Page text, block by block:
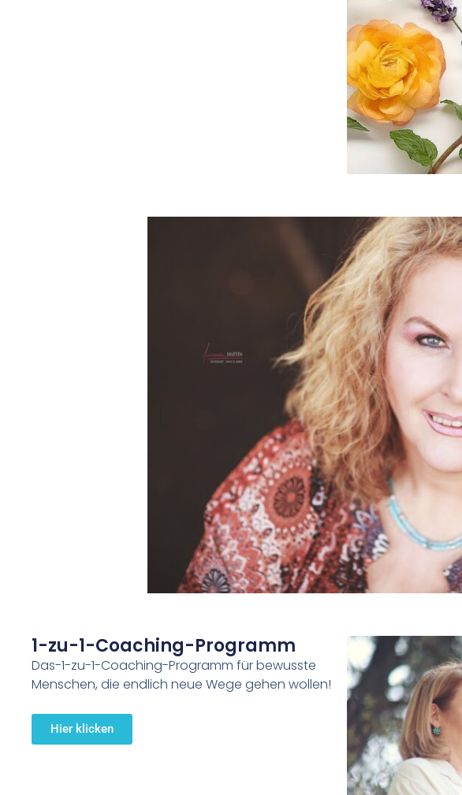
1-zu-1-Coaching-Programm
Das-1-zu-1-Coaching-Programm für bewusste
Menschen, die endlich neue Wege gehen wollen!
Hier klicken